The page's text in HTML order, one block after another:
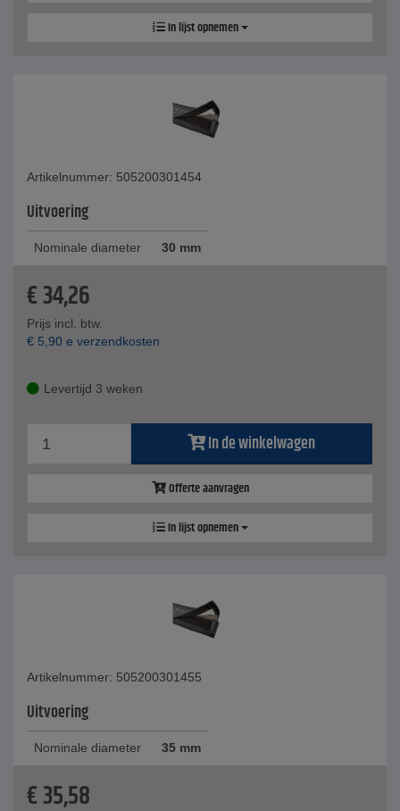
In lijst opnemen
Artikelnummer: 505200301454
Uitvoering
Nominale diameter 30 mm
€34,26
Prijs incl. btw.
€ 5,90 e verzendkosten
Levertijd 3 weken
In de winkelwagen
Offerte aanvragen
In lijst opnemen
Artikelnummer: 505200301455
Uitvoering
Nominale diameter 35 mm
€35,58